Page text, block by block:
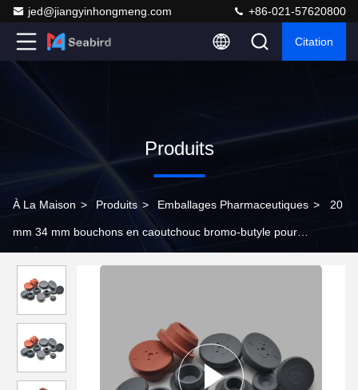
jed@jiangyinhongmeng.com +86-021-57620800
Citation
Produits
À La Maison > Produits > Emballages Pharmaceutiques > 20
mm 34 mm bouchons en caoutchouc bromo-butyle pour